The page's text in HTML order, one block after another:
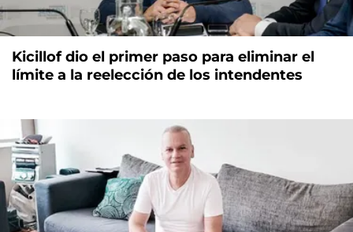
Kicillof dio el primer paso para eliminar el
límite a la reelección de los intendentes